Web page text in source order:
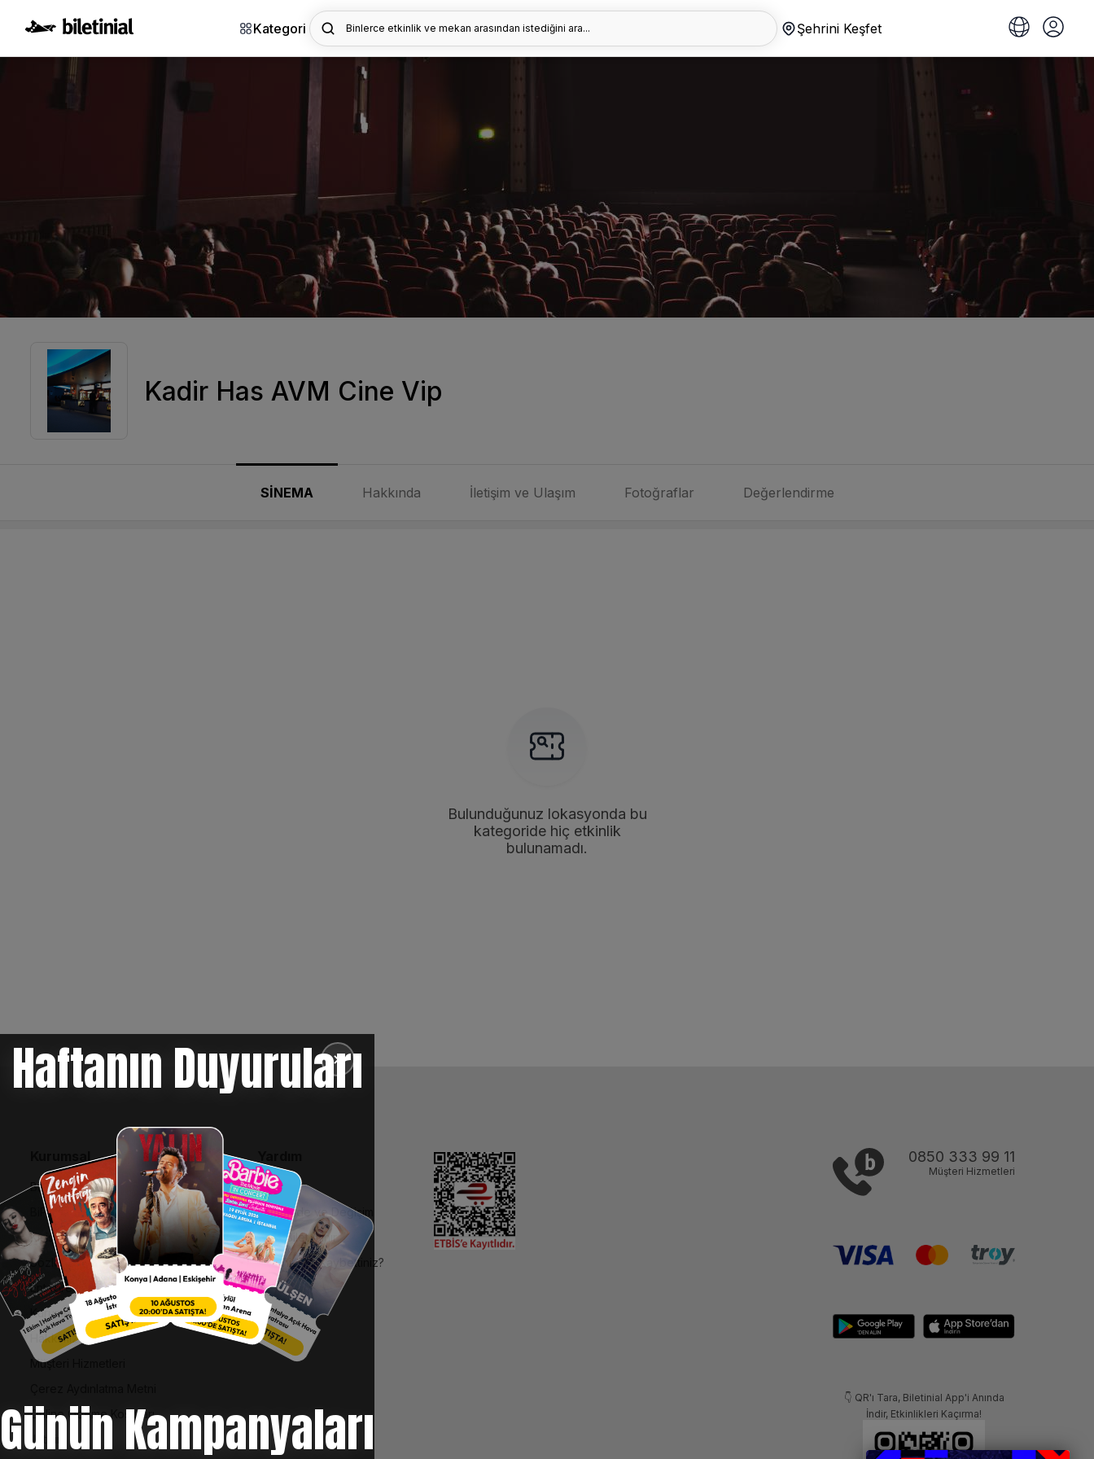
Kategori Binlerce etkinlik ve mekan arasından istediğini ara... Şehrini Keşfet
Kadir Has AVM Cine Vip
SİNEMA Hakkında İletişim ve Ulaşım Fotoğraflar Değerlendirme
Bulunduğunuz lokasyonda bu
kategoride hiç etkinlik
bulunamadı.
✕
Haftanın Duyuruları
Günün Kampanyaları
Kurumsal
Bilgi Toplumu Hizmetleri
BiPuan Kurallar & Koşullar
Kişisel Verilerin Korunması
Sözleşme ve Politikalar
Entegre Yönetim Sistemi Politikası
Kurumsal Kimlik
Hakkımızda
Müşteri Hizmetleri
Online Ödeme Koşulları
İletişim
SSS
İptal, İade ve Değişim
Nasıl Bilet Alınır
Biletinizi Mi Kaybettiniz?
0850 333 99 11
Müşteri Hizmetleri
👇 QR'ı Tara, Biletinial App'i Anında
İndir, Etkinlikleri Kaçırma!